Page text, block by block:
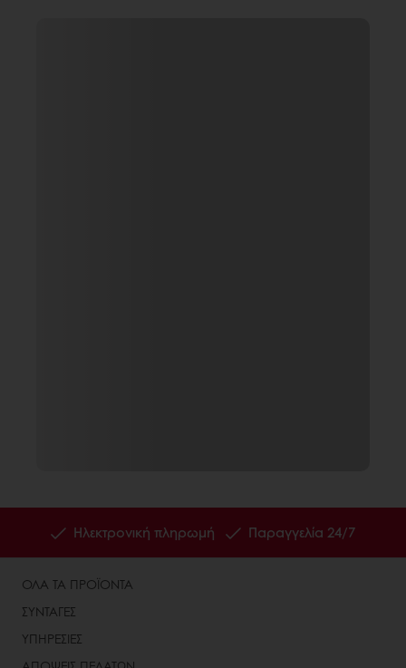
Ηλεκτρονική πληρωμή Παραγγελία 24/7
ΟΛΑ ΤΑ ΠΡΟΪΟΝΤΑ
ΣΥΝΤΑΓΕΣ
ΥΠΗΡΕΣΙΕΣ